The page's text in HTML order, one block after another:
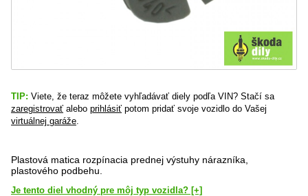
TIP: Viete, že teraz môžete vyhľadávať diely podľa VIN? Stačí sa
zaregistrovať alebo prihlásiť potom pridať svoje vozidlo do Vašej
virtuálnej garáže
Plastová matica rozpínacia prednej výstuhy nárazníka,
plastového podbehu.
Je tento diel vhodný pre môj typ vozidla? [+]